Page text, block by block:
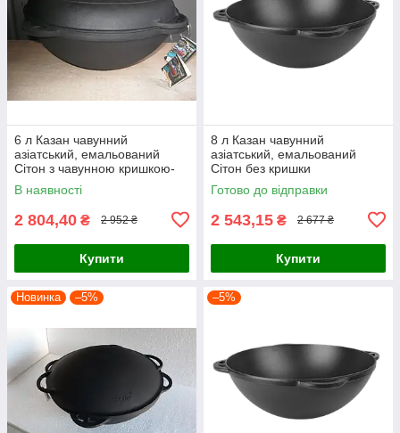
6 л Казан чавунний
азіатський, емальований
Сітон з чавунною кришкою-
сковородою
В наявності
2 804,40 ₴ 2 952 ₴
Купити
8 л Казан чавунний
азіатський, емальований
Сітон без кришки
Готово до відправки
2 543,15 ₴ 2 677 ₴
Купити
Новинка –5% –5%